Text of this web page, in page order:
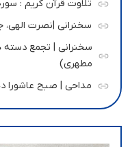
تلاوت قرآن کریم :
سخنرانی |نصرت
سخنرانی | تجمع
مطهری)
مداحی | صبح عاشورا دهه